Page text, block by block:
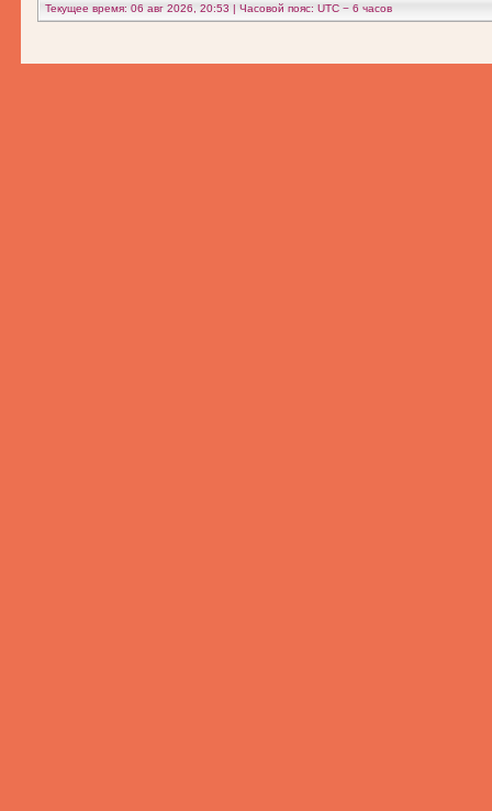
Текущее время: 06 авг 2026, 20:53 | Часовой пояс: UTC − 6 часов